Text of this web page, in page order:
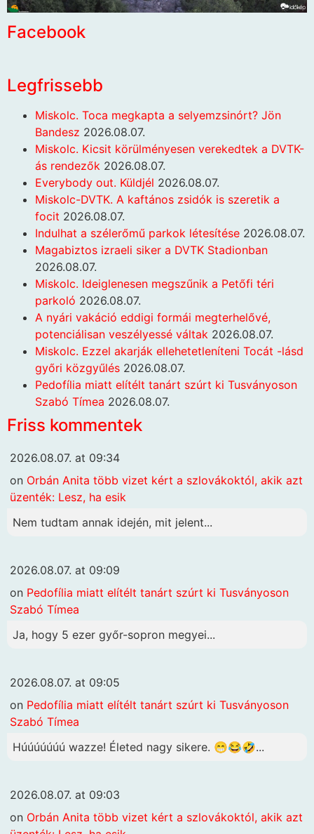
Facebook
Legfrissebb
Miskolc. Toca megkapta a selyemzsinórt? Jön
Bandesz 2026.08.07.
Miskolc. Kicsit körülményesen verekedtek a DVTK-
ás rendezők 2026.08.07.
Everybody out. Küldjél 2026.08.07.
Miskolc-DVTK. A kaftános zsidók is szeretik a
focit 2026.08.07.
Indulhat a szélerőmű parkok létesítése 2026.08.07.
Magabiztos izraeli siker a DVTK Stadionban
2026.08.07.
Miskolc. Ideiglenesen megszűnik a Petőfi téri
parkoló 2026.08.07.
A nyári vakáció eddigi formái megterhelővé,
potenciálisan veszélyessé váltak 2026.08.07.
Miskolc. Ezzel akarják ellehetetleníteni Tocát -lásd
győri közgyűlés 2026.08.07.
Pedofília miatt elítélt tanárt szúrt ki Tusványoson
Szabó Tímea 2026.08.07.
Friss kommentek
2026.08.07. at 09:34
on Orbán Anita több vizet kért a szlovákoktól, akik azt
üzenték: Lesz, ha esik
Nem tudtam annak idején, mit jelent...
2026.08.07. at 09:09
on Pedofília miatt elítélt tanárt szúrt ki Tusványoson
Szabó Tímea
Ja, hogy 5 ezer győr-sopron megyei...
2026.08.07. at 09:05
on Pedofília miatt elítélt tanárt szúrt ki Tusványoson
Szabó Tímea
Húúúúúúú wazze! Életed nagy sikere. 😁😂🤣...
2026.08.07. at 09:03
on Orbán Anita több vizet kért a szlovákoktól, akik azt